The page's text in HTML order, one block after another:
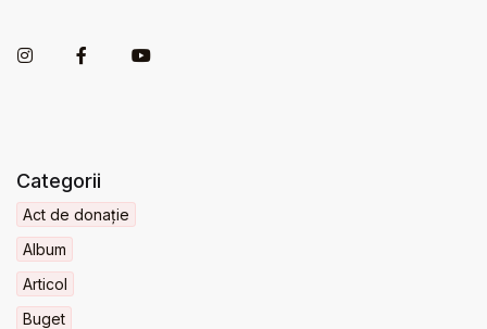
Categorii
Act de donație
Album
Articol
Buget